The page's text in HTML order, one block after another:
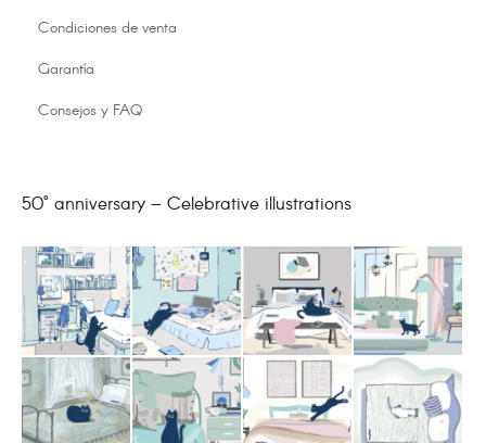
Condiciones de venta
Garantía
Consejos y FAQ
50° anniversary – Celebrative illustrations